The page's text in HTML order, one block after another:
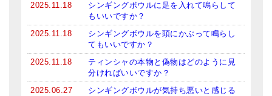
2025.11.18
シンギングボウルに足を入れて鳴らして
もいいですか？
2025.11.18
シンギングボウルを頭にかぶって鳴らし
てもいいですか？
2025.11.18
ティンシャの本物と偽物はどのように見
分ければいいですか？
2025.06.27
シンギングボウルが気持ち悪いと感じる